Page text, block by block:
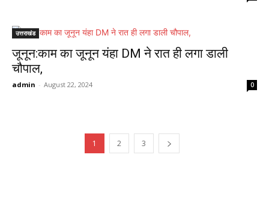
उत्तराखंड
जूनून:काम का जूनून यंहा DM ने रात ही लगा डाली
चौपाल,
admin - August 22, 2024 0
1 2 3